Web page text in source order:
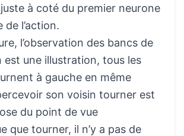
à coté du premier neurone
de l’action.
l’observation des bancs de
est une illustration, tous les
à gauche en même
son voisin tourner est
du point de vue
que tourner, il n’y a pas de